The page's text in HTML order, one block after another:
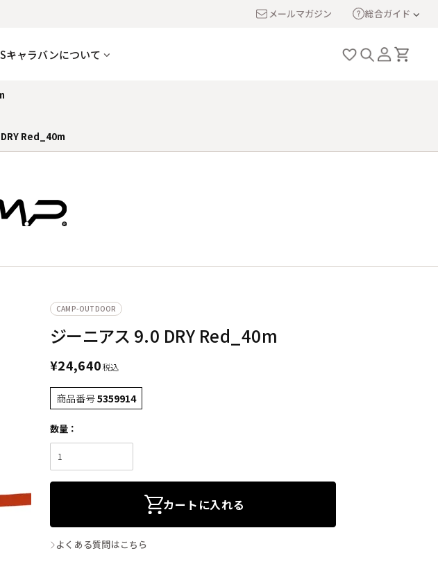
メールマガジン 総合ガイド
キャラバンについて
Red_40m
CAMP-OUTDOOR
ジーニアス 9.0 DRY Red_40m
¥24,640税込
商品番号5359914
カートに入れる
よくある質問はこちら